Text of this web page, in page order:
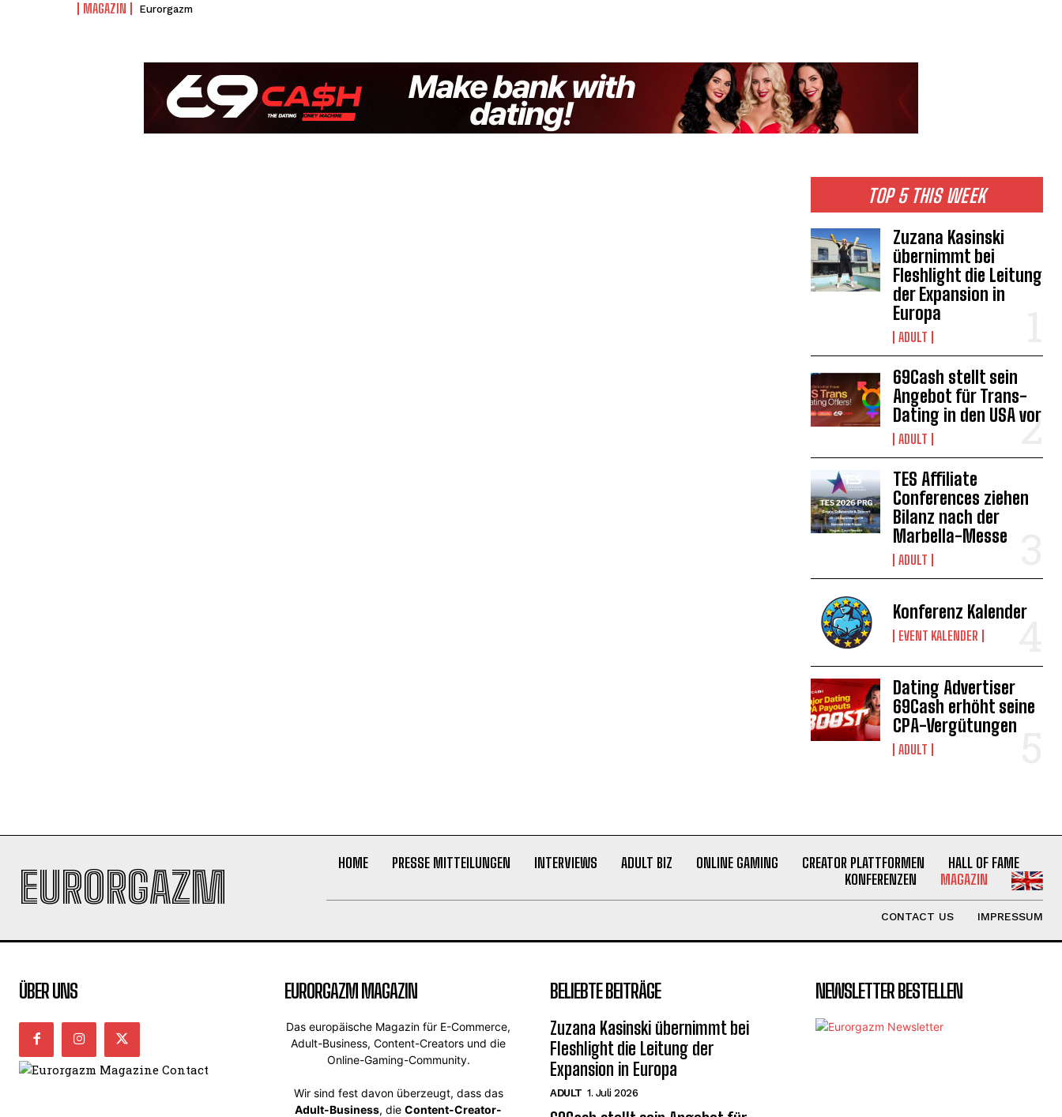
MAGAZIN Eurorgazm
TOP 5 THIS WEEK
Zuzana Kasinski
übernimmt bei
Fleshlight die Leitung
der Expansion in
Europa
ADULT
69Cash stellt sein
Angebot für Trans-
Dating in den USA vor
ADULT
TES Affiliate
Conferences ziehen
Bilanz nach der
Marbella-Messe
ADULT
Konferenz Kalender
EVENT KALENDER
Dating Advertiser
69Cash erhöht seine
CPA-Vergütungen
ADULT
EURORGAZM HOME PRESSE MITTEILUNGEN INTERVIEWS ADULT BIZ ONLINE GAMING CREATOR PLATTFORMEN
HALL OF FAME
KONFERENZEN
MAGAZIN
CONTACT US IMPRESSUM
ÜBER UNS EURORGAZM MAGAZIN
Das europäische Magazin für E-Commerce,
Adult-Business, Content-Creators und die
Online-Gaming-Community.
Wir sind fest davon überzeugt, dass das
Adult-Business, die Content-Creator-
BELIEBTE BEITRÄGE
Zuzana Kasinski übernimmt bei
Fleshlight die Leitung der
Expansion in Europa
ADULT 1. Juli 2026
NEWSLETTER BESTELLEN